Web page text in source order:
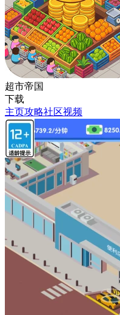
超市帝国
下载
主页攻略社区视频